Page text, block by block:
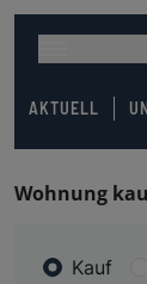
AKTUELL
Wohnung
Kauf